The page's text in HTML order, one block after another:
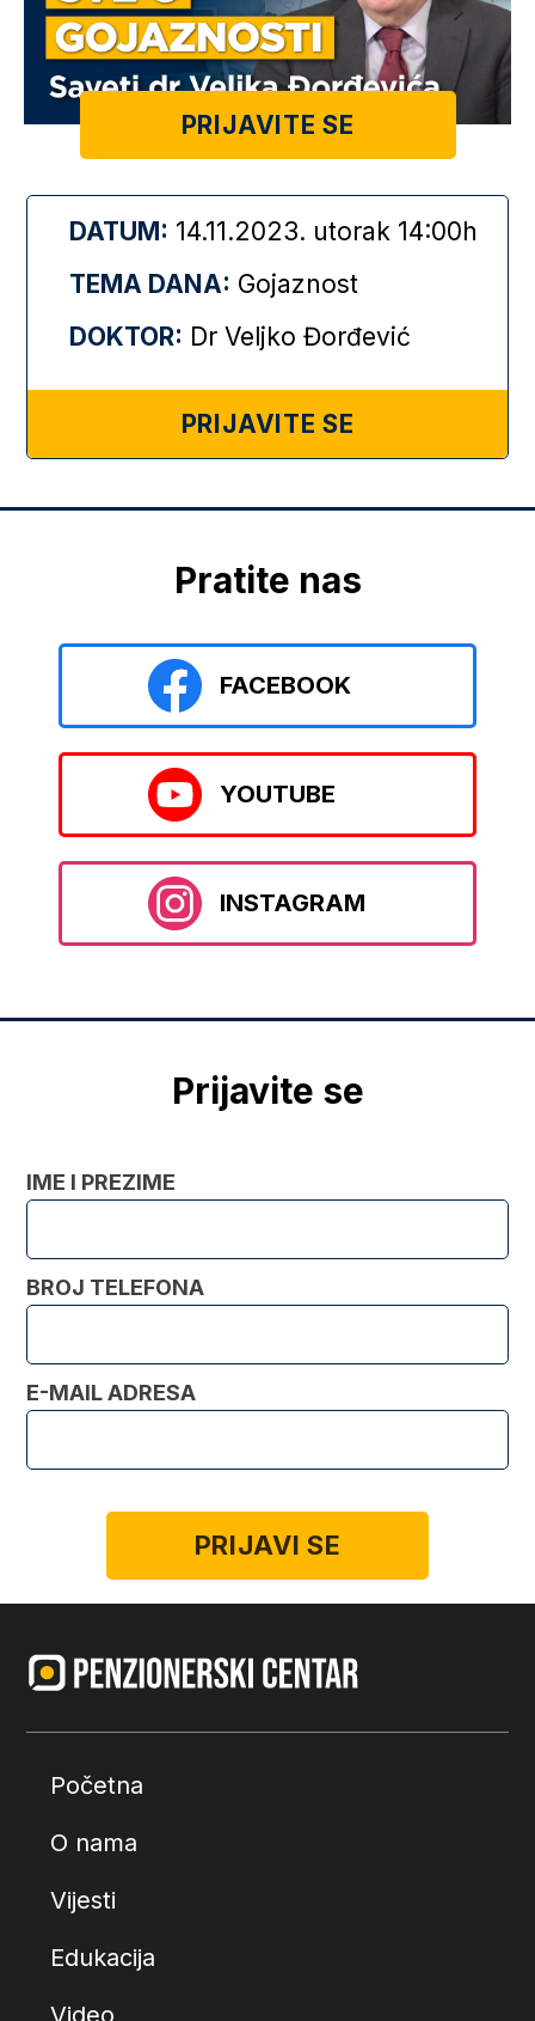
PRIJAVITE SE
DATUM: 14.11.2023. utorak 14:00h
TEMA DANA: Gojaznost
DOKTOR: Dr Veljko Đorđević
PRIJAVITE SE
Pratite nas
FACEBOOK
YOUTUBE
INSTAGRAM
Prijavite se
IME I PREZIME
BROJ TELEFONA
E-MAIL ADRESA
Početna
O nama
Vijesti
Edukacija
Video